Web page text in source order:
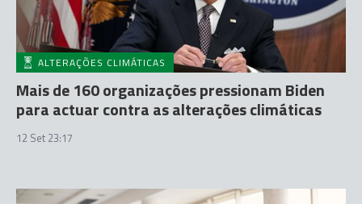
ALTERAÇÕES CLIMÁTICAS
Mais de 160 organizações pressionam Biden
para actuar contra as alterações climáticas
12 Set 23:17